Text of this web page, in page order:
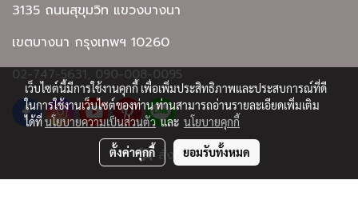
สั่งซื้อสินค้า
3135 ถนนสุขุมวิท แขวงบางนา
เขตบางนา กรุงเทพฯ 10260
02-747-5631, 090-008-0095
เว็บไซต์นี้มีการใช้งานคุกกี้ เพื่อเพิ่มประสิทธิภาพและประสบการณ์ที่ดี
ในการใช้งานเว็บไซต์ของท่าน ท่านสามารถอ่านรายละเอียดเพิ่มเติม
ได้ที่นโยบายความเป็นส่วนตัวและ นโยบายคุกกี้
ตั้งค่าคุกกี้ ยอมรับทั้งหมด